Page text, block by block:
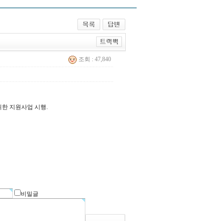
조회 : 47,840
지원사업 시행.
비밀글